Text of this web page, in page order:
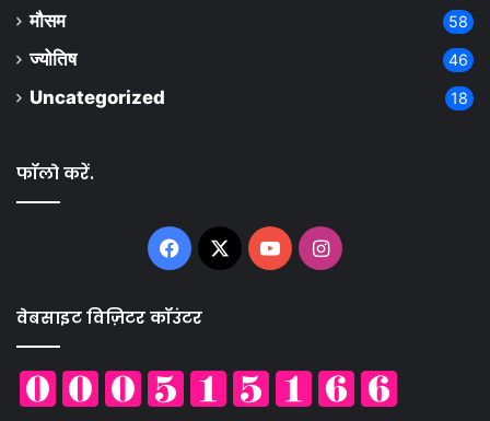
मौसम 58
ज्योतिष 46
Uncategorized 18
फॉलो करें.
Facebook
X YouTubeInstagram
वेबसाइट विज़िटर कॉउंटर